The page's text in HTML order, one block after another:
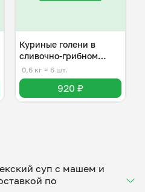
Куриные голени в
сливочно-грибном
соусе
0,6 кг ≈ 6 шт.
920 ₽
суп с машем и
по